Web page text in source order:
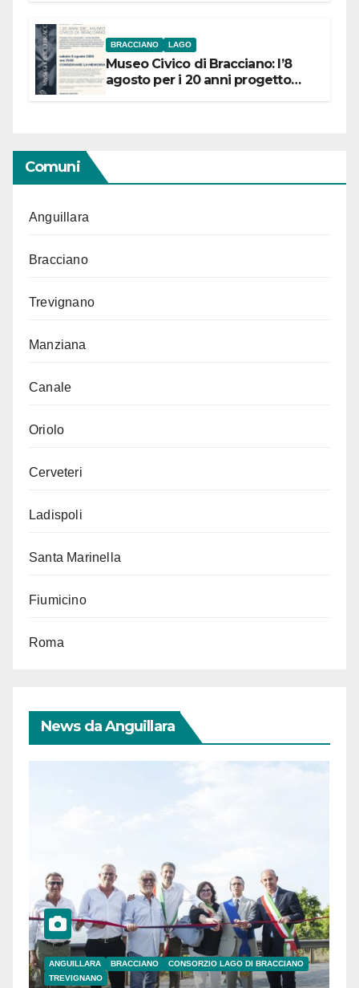
BRACCIANO LAGO
Museo Civico di Bracciano: l’8
agosto per i 20 anni progetto
Comuni
Anguillara
Bracciano
Trevignano
Manziana
Canale
Oriolo
Cerveteri
Ladispoli
Santa Marinella
Fiumicino
Roma
News da Anguillara
ANGUILLARA BRACCIANO
CONSORZIO LAGO DI BRACCIANO
TREVIGNANO